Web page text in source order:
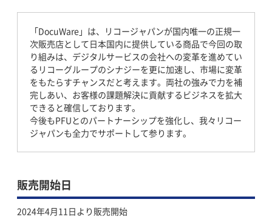
「DocuWare」は、リコージャパンが国内唯一の正規一
次販売店として日本国内に提供している商品で今回の取
り組みは、デジタルサービスの会社への変革を進めてい
るリコーグループのシナジーを更に加速し、市場に変革
をもたらすチャンスだと考えます。両社の強みで力を補
完しあい、お客様の課題解決に貢献するビジネスを拡大
できると確信しております。
今後もPFUとのパートナーシップを強化し、我々リコー
ジャパンも全力でサポートして参ります。
販売開始日
2024年4月11日より販売開始